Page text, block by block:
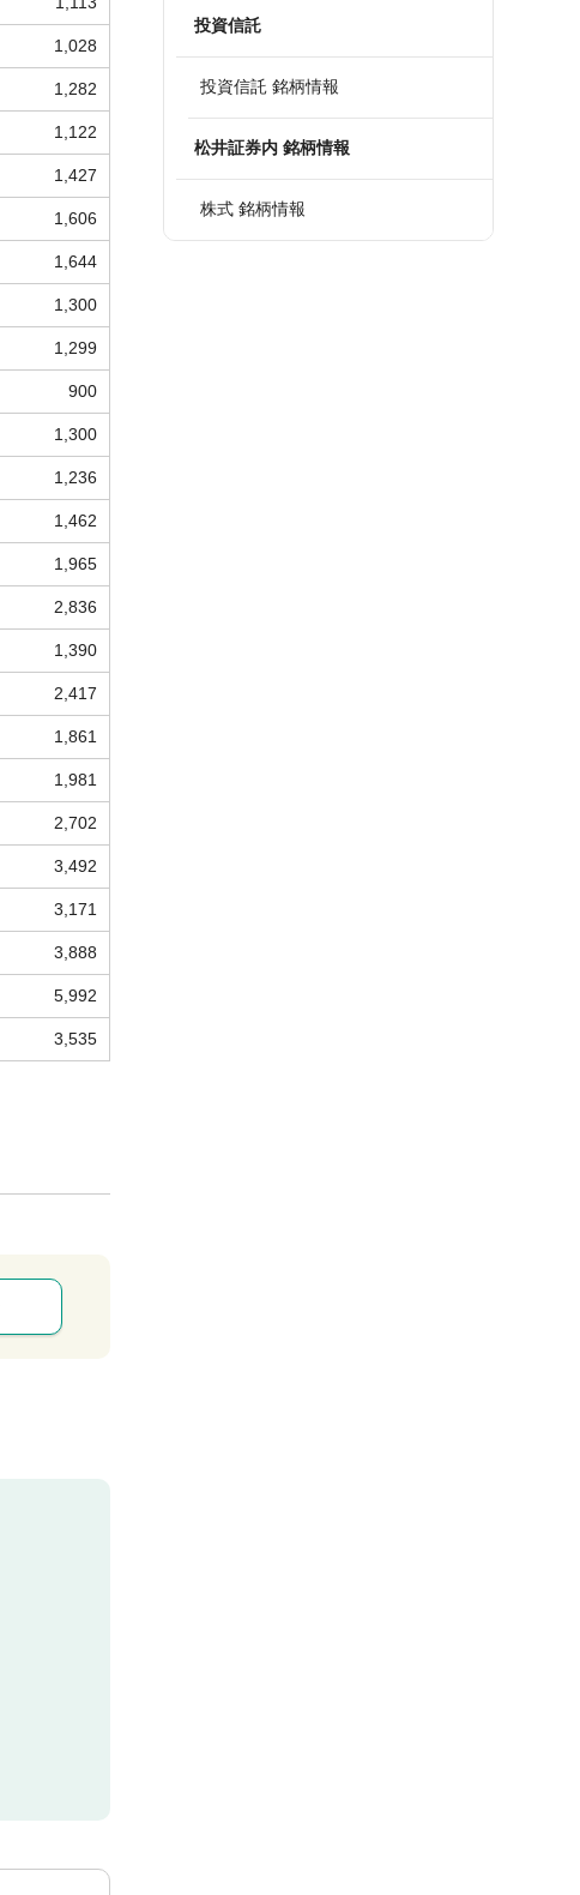
1,028
1,282
1,122
1,427
1,606
1,644
1,300
1,299
900
1,300
1,236
1,462
1,965
2,836
1,390
2,417
1,861
1,981
2,702
3,492
3,171
3,888
5,992
3,535
投資信託
投資信託 銘柄情報
松井証券内 銘柄情報
株式 銘柄情報